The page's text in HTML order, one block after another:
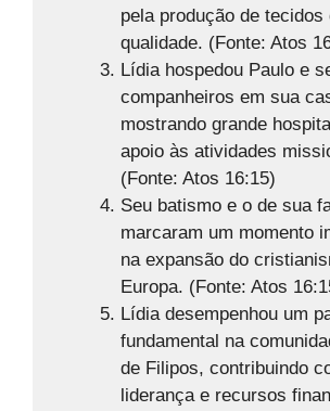
pela produção de tecidos
qualidade. (Fonte: Atos
Lídia hospedou Paulo e
companheiros em sua
mostrando grande
apoio às atividades
(Fonte: Atos 16:15)
Seu batismo e o de sua
marcaram um momento
na expansão do
Europa. (Fonte: Atos
Lídia desempenhou um
fundamental na
de Filipos, contribuindo
liderança e recursos